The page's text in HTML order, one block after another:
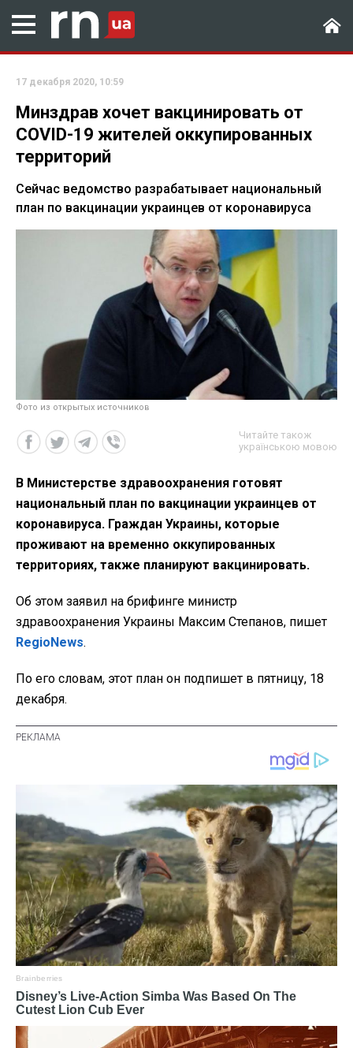
17 декабря 2020, 10:59
Минздрав хочет вакцинировать от
COVID-19 жителей оккупированных
территорий
Сейчас ведомство разрабатывает национальный
план по вакцинации украинцев от коронавируса
Фото из открытых источников
Читайте також
українською мовою
В Министерстве здравоохранения готовят
национальный план по вакцинации украинцев от
коронавируса. Граждан Украины, которые
проживают на временно оккупированных
территориях, также планируют вакцинировать.
Об этом заявил на брифинге министр
здравоохранения Украины Максим Степанов, пишет
RegioNews.
По его словам, этот план он подпишет в пятницу, 18
декабря.